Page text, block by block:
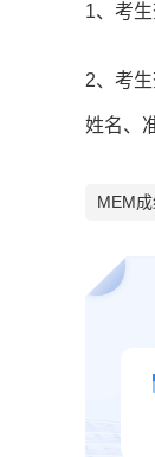
1、考
2、考
姓名、
MEM